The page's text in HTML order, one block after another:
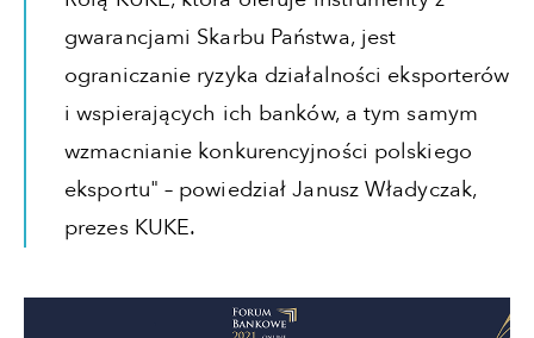
gwarancjami Skarbu Państwa, jest
ograniczanie ryzyka działalności eksporterów
i wspierających ich banków, a tym samym
wzmacnianie konkurencyjności polskiego
eksportu" – powiedział Janusz Władyczak,
prezes KUKE.